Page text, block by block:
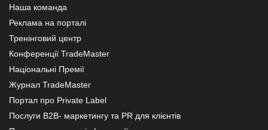
Наша команда
Реклама на порталі
Тренінговий центр
Конференції TradeMaster
Національні Премії
Журнал TradeMaster
Портал про Private Label
Послуги В2В- маркетингу та PR для клієнтів